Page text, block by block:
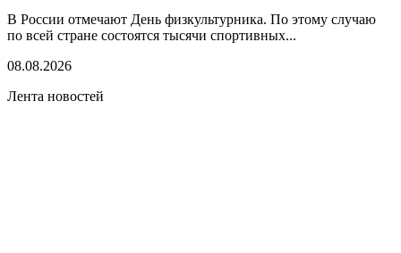
В России отмечают День физкультурника. По этому случаю
по всей стране состоятся тысячи спортивных...
08.08.2026
Лента новостей